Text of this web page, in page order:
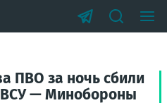
ПВО за ночь сбили
ВСУ — Минобороны